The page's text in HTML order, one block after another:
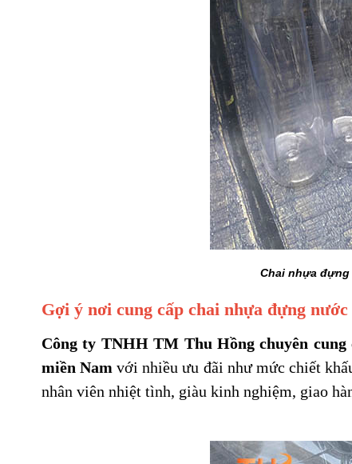
Chai nhựa
Gợi ý nơi cung cấp chai nhựa đựng
Công ty TNHH TM Thu Hồng chuyên
miền Nam với nhiều ưu đãi như mức chiết
nhân viên nhiệt tình, giàu kinh nghiệm, giao